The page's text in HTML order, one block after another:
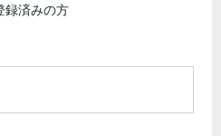
録済みの方